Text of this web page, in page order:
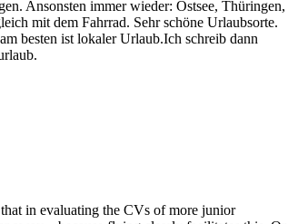
Ansonsten immer wieder: Ostsee, Thüringen,
mit dem Fahrrad. Sehr schöne Urlaubsorte.
besten ist lokaler Urlaub.Ich schreib dann
in evaluating the CVs of more junior